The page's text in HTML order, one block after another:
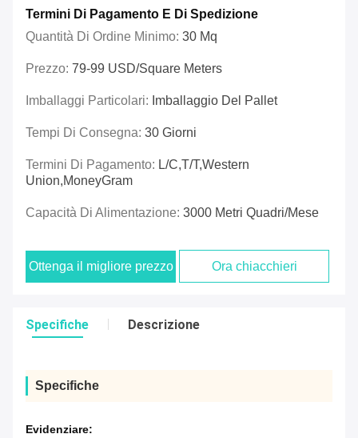
Termini Di Pagamento E Di Spedizione
Quantità Di Ordine Minimo: 30 Mq
Prezzo: 79-99 USD/Square Meters
Imballaggi Particolari: Imballaggio Del Pallet
Tempi Di Consegna: 30 Giorni
Termini Di Pagamento: L/C,T/T,Western
Union,MoneyGram
Capacità Di Alimentazione: 3000 Metri Quadri/mese
Ottenga il migliore prezzo Ora chiacchieri
Specifiche Descrizione
Specifiche
Evidenziare: